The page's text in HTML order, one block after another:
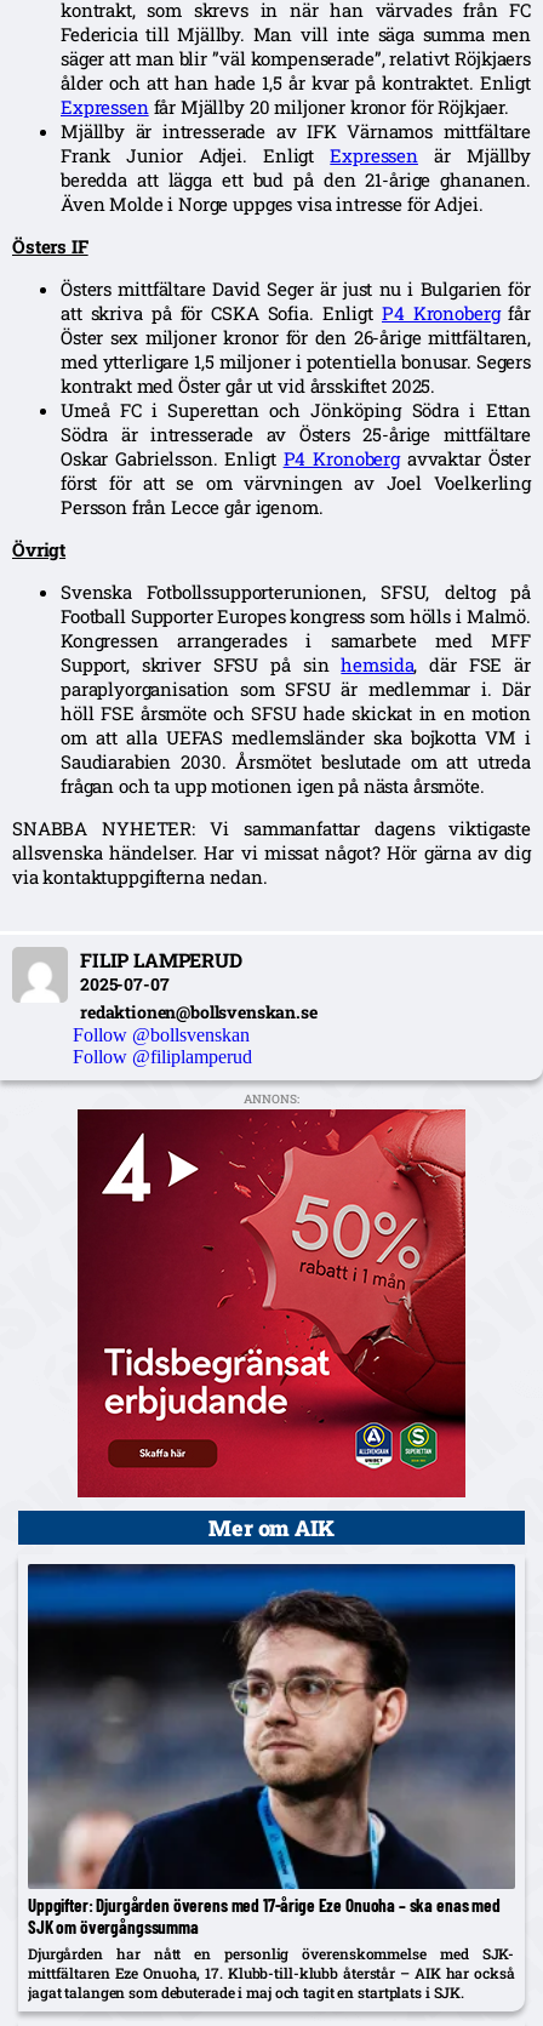
kontrakt, som skrevs in när han värvades från FC
Federicia till Mjällby. Man vill inte säga summa men
säger att man blir ”väl kompenserade”, relativt Röjkjaers
ålder och att han hade 1,5 år kvar på kontraktet. Enligt
Expressenfår Mjällby 20 miljoner kronor för Röjkjaer.
Mjällby är intresserade av IFK Värnamos mittfältare
Frank Junior Adjei. EnligtExpressenär Mjällby
beredda att lägga ett bud på den 21-årige ghananen.
Även Molde i Norge uppges visa intresse för Adjei.
Östers IF
Östers mittfältare David Seger är just nu i Bulgarien för
att skriva på för CSKA Sofia. Enligt P4 Kronobergfår
Öster sex miljoner kronor för den 26-årige mittfältaren,
med ytterligare 1,5 miljoner i potentiella bonusar. Segers
kontrakt med Öster går ut vid årsskiftet 2025.
Umeå FC i Superettan och Jönköping Södra i Ettan
Södra är intresserade av Östers 25-årige mittfältare
Oskar Gabrielsson. Enligt P4 Kronobergavvaktar Öster
först för att se om värvningen av Joel Voelkerling
Persson från Lecce går igenom.
Övrigt
Svenska Fotbollssupporterunionen, SFSU, deltog på
Football Supporter Europes kongress som hölls i Malmö.
Kongressen arrangerades i samarbete med MFF
Support, skriver SFSU på sinhemsida, där FSE är
paraplyorganisation som SFSU är medlemmar i. Där
höll FSE årsmöte och SFSU hade skickat in en motion
om att alla UEFAS medlemsländer ska bojkotta VM i
Saudiarabien 2030. Årsmötet beslutade om att utreda
frågan och ta upp motionen igen på nästa årsmöte.
SNABBA NYHETER: Vi sammanfattar dagens viktigaste
allsvenska händelser. Har vi missat något? Hör gärna av dig
via kontaktuppgifterna nedan.
FILIP LAMPERUD
2025-07-07
redaktionen@bollsvenskan.se
Follow @bollsvenskan
Follow @filiplamperud
ANNONS:
Mer om AIK
Uppgifter: Djurgården överens med 17-årige Eze Onuoha – ska enas med
SJK om övergångssumma
Djurgården har nått en personlig överenskommelse med SJK-
mittfältaren Eze Onuoha, 17. Klubb-till-klubb återstår – AIK har också
jagat talangen som debuterade i maj och tagit en startplats i SJK.